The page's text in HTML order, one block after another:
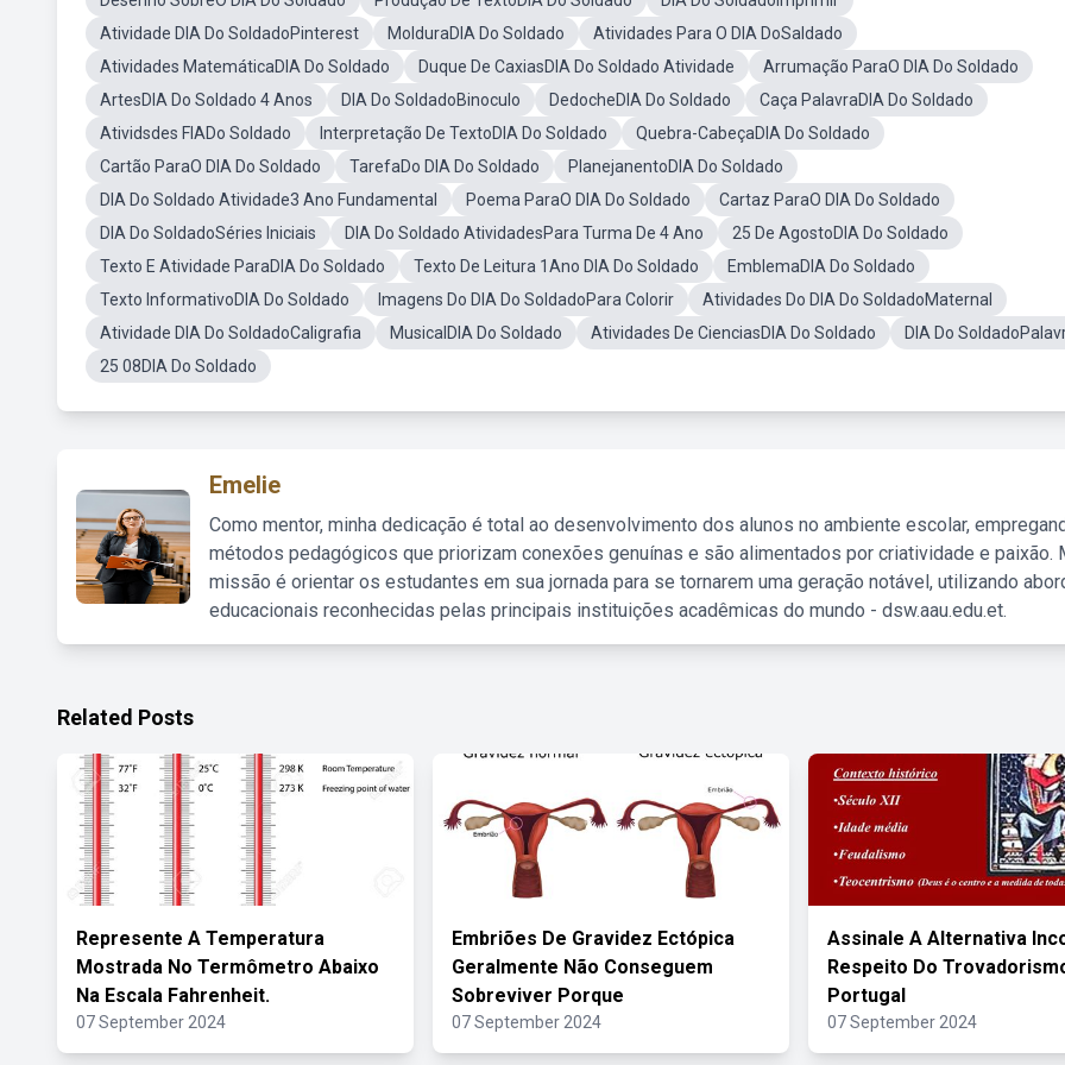
Atividade DIA Do SoldadoPinterest
MolduraDIA Do Soldado
Atividades Para O DIA DoSaldado
Atividades MatemáticaDIA Do Soldado
Duque De CaxiasDIA Do Soldado Atividade
Arrumação ParaO DIA Do Soldado
ArtesDIA Do Soldado 4 Anos
DIA Do SoldadoBinoculo DedocheDIA Do Soldado
Caça PalavraDIA Do Soldado
Atividsdes FIADo Soldado
Interpretação De TextoDIA Do Soldado
Quebra-CabeçaDIA Do Soldado
Cartão ParaO DIA Do Soldado
TarefaDo DIA Do Soldado
PlanejanentoDIA Do Soldado
DIA Do Soldado Atividade3 Ano Fundamental
Poema ParaO DIA Do Soldado
Cartaz ParaO DIA Do Soldado
DIA Do SoldadoSéries Iniciais
DIA Do Soldado AtividadesPara Turma De 4 Ano
25 De AgostoDIA Do Soldado
Texto E Atividade ParaDIA Do Soldado
Texto De Leitura 1Ano DIA Do Soldado
EmblemaDIA Do Soldado
Texto InformativoDIA Do Soldado
Imagens Do DIA Do SoldadoPara Colorir
Atividades Do DIA Do SoldadoMaternal
Atividade DIA Do SoldadoCaligrafia
MusicalDIA Do Soldado Atividades De CienciasDIA Do Soldado
DIA Do
25 08DIA Do Soldado
Emelie
Como mentor, minha dedicação é total ao desenvolvimento dos alunos no ambiente escolar,
métodos pedagógicos que priorizam conexões genuínas e são alimentados por criatividade e paixão.
missão é orientar os estudantes em sua jornada para se tornarem uma geração notável, utilizando
educacionais reconhecidas pelas principais instituições acadêmicas do mundo - dsw.aau.edu.et.
Related Posts
Represente A Temperatura
Mostrada No Termômetro Abaixo
Na Escala Fahrenheit.
07 September 2024
Embriões De Gravidez Ectópica
Geralmente Não Conseguem
Sobreviver Porque
07 September 2024
Assinale A Alternativa
Respeito Do
Portugal
07 September 2024